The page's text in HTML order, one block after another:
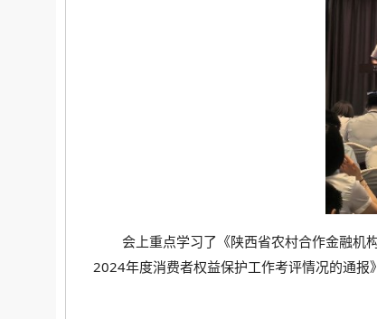
会上重点学习了《陕西省农村合作金融机
2024年度消费者权益保护工作考评情况的通报